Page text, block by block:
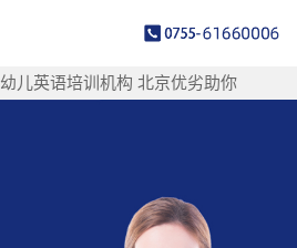
幼儿英语培训机构 北京优劣助你